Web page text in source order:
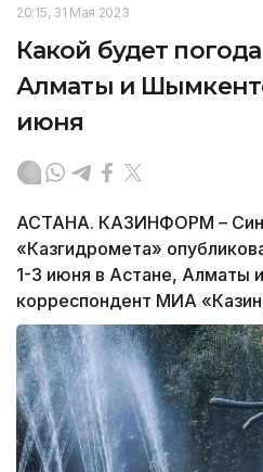
20:15, 31 Мая 2023
Какой будет
Алматы и
июня
АСТАНА. КАЗИНФОРМ –
«Казгидромета»
1-3 июня в Астане, Алматы
корреспондент МИА